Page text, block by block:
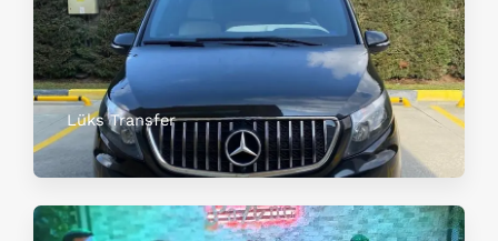
Lüks Transfer